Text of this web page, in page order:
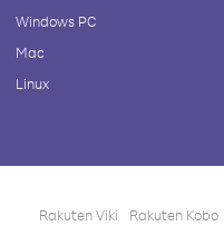
Windows PC
Mac
Linux
Rakuten Viki Rakuten Kobo